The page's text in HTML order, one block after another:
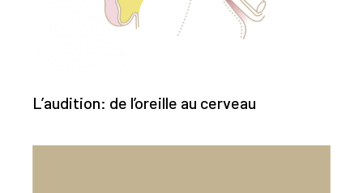
L’audition: de l’oreille au cerveau